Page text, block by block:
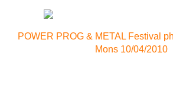
POWER PROG & METAL Festival
Mons 10/04/2010